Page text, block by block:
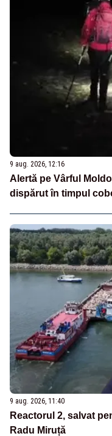
9 aug. 2026, 12:16
Alertă pe Vârful
dispărut în timpul
9 aug. 2026, 11:40
Reactorul 2, salvat
Radu Miruță